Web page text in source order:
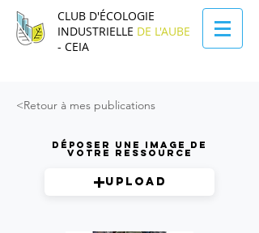
CLUB D'ÉCOLOGIE
INDUSTRIELLE DE L'AUBE
- CEIA
<Retour à mes publications
Déposer une image de
votre ressource
Upload